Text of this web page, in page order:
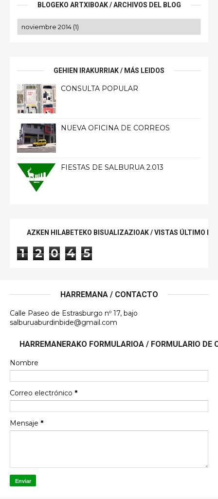
BLOGEKO ARTXIBOAK / ARCHIVOS DEL BLOG
GEHIEN IRAKURRIAK / MÁS LEIDOS
CONSULTA POPULAR
NUEVA OFICINA DE CORREOS
FIESTAS DE SALBURUA 2.013
AZKEN HILABETEKO BISUALIZAZIOAK / VISTAS ÚLTIMO
1 2 0 4 5
HARREMANA / CONTACTO
Calle Paseo de Estrasburgo nº 17, bajo
salburuaburdinbide@gmail.com
HARREMANERAKO FORMULARIOA / FORMULARIO DE
Nombre
Correo electrónico *
Mensaje *